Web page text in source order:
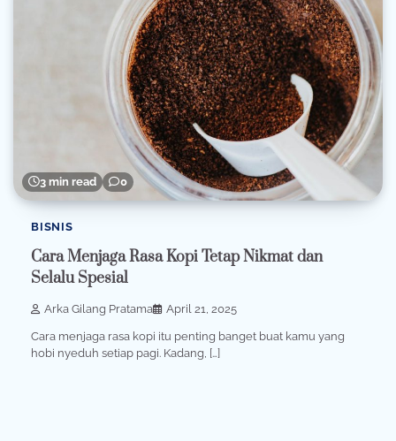
3 min read 0
BISNIS
Cara Menjaga Rasa Kopi Tetap Nikmat dan
Selalu Spesial
Arka Gilang Pratama April 21, 2025
Cara menjaga rasa kopi itu penting banget buat kamu yang
hobi nyeduh setiap pagi. Kadang, […]